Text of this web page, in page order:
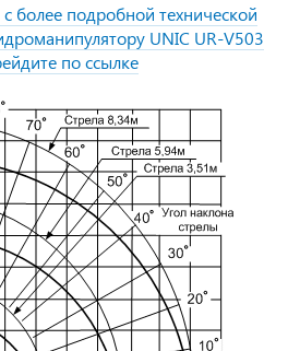
более подробной технической
UNIC UR-V503
по ссылке